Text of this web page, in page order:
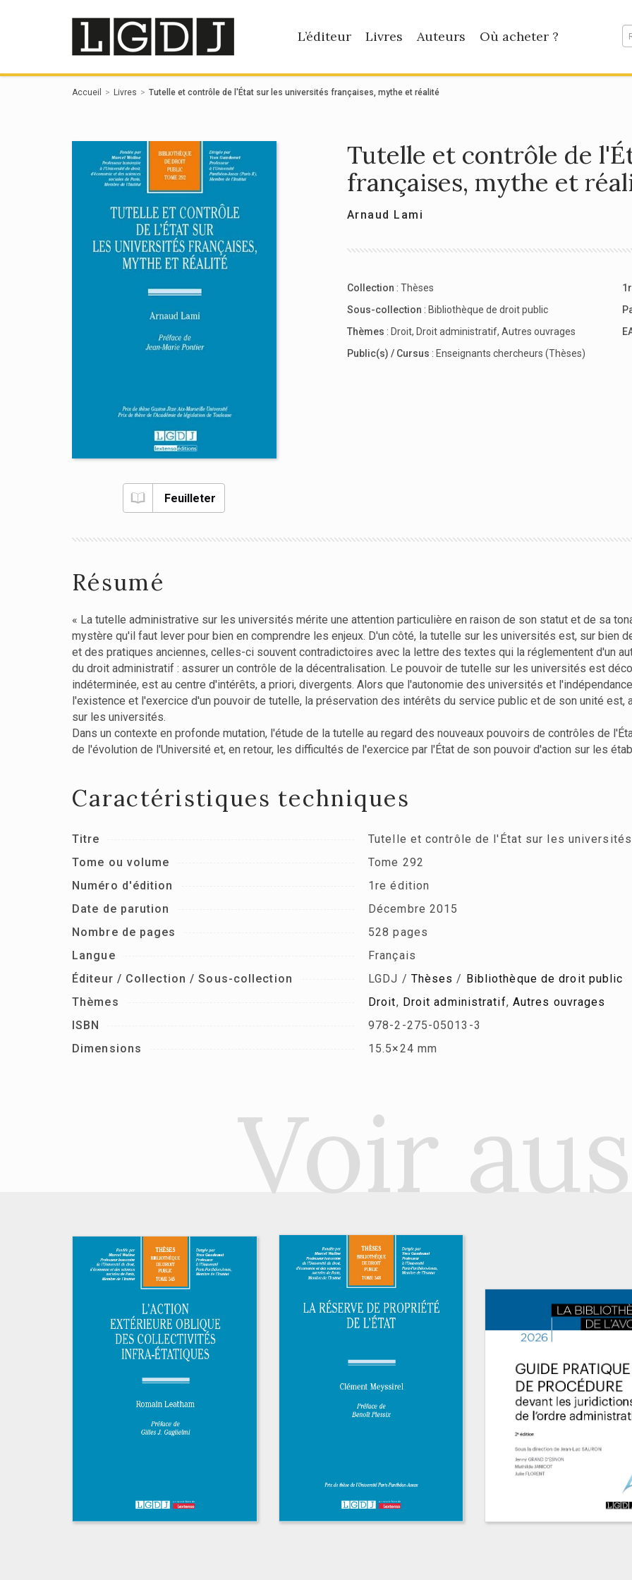
L’éditeur Livres Auteurs Où acheter ?
Accueil Livres Tutelle et contrôle de l'État sur les universités françaises, mythe et réalité
Feuilleter
Tutelle et contrôle de
françaises, mythe et
Arnaud Lami
Collection : Thèses
Sous-collection : Bibliothèque de droit public
Thèmes : Droit, Droit administratif, Autres ouvrages
Public(s) / Cursus : Enseignants chercheurs (Thèses)
Résumé
« La tutelle administrative sur les universités mérite une attention particulière en raison de son statut et de sa
mystère qu'il faut lever pour bien en comprendre les enjeux. D'un côté, la tutelle sur les universités est, sur bien
et des pratiques anciennes, celles-ci souvent contradictoires avec la lettre des textes qui la réglementent d'un
du droit administratif : assurer un contrôle de la décentralisation. Le pouvoir de tutelle sur les universités est
indéterminée, est au centre d'intérêts, a priori, divergents. Alors que l'autonomie des universités et
l'existence et l'exercice d'un pouvoir de tutelle, la préservation des intérêts du service public et de son unité est,
sur les universités.
Dans un contexte en profonde mutation, l'étude de la tutelle au regard des nouveaux pouvoirs de contrôles de
de l'évolution de l'Université et, en retour, les difficultés de l'exercice par l'État de son pouvoir d'action sur les
Caractéristiques techniques
Titre
Tutelle et contrôle de l'État sur les
Tome ou volume
Tome 292
Numéro d'édition
1re édition
Date de parution
Décembre 2015
Nombre de pages
528 pages
Langue
Français
Éditeur / Collection / Sous-collection
LGDJ / Thèses / Bibliothèque de droit public
Thèmes
Droit, Droit administratif, Autres ouvrages
ISBN
978-2-275-05013-3
Dimensions
15.5×24 mm
Voir